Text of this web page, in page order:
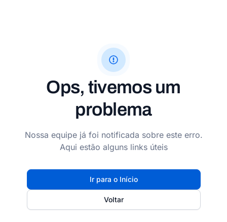
Ops, tivemos um
problema
Nossa equipe já foi notificada sobre este erro.
Aqui estão alguns links úteis
Ir para o Início
Voltar